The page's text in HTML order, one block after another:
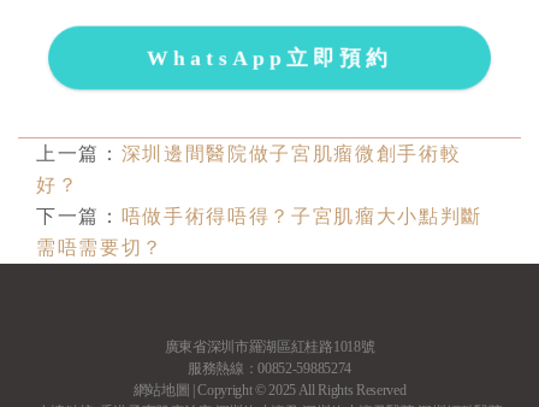
WhatsApp立即預約
上一篇： 深圳邊間醫院做子宮肌瘤微創手術較
好？
下一篇： 唔做手術得唔得？子宮肌瘤大小點判斷
需唔需要切？
廣東省深圳市羅湖區紅桂路1018號
服務熱線：00852-59885274
網站地圖 | Copyright © 2025 All Rights Reserved